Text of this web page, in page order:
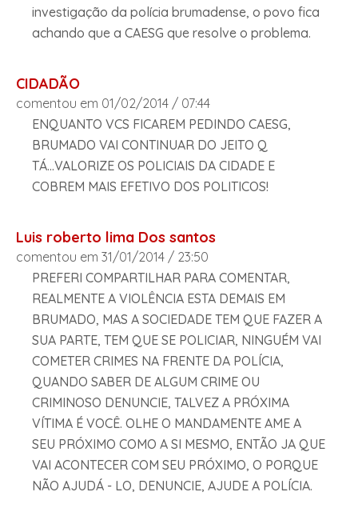
investigação da polícia brumadense, o povo fica
achando que a CAESG que resolve o problema.
CIDADÃO
comentou em 01/02/2014 / 07:44
ENQUANTO VCS FICAREM PEDINDO CAESG,
BRUMADO VAI CONTINUAR DO JEITO Q
TÁ...VALORIZE OS POLICIAIS DA CIDADE E
COBREM MAIS EFETIVO DOS POLITICOS!
Luis roberto lima Dos santos
comentou em 31/01/2014 / 23:50
PREFERI COMPARTILHAR PARA COMENTAR,
REALMENTE A VIOLÊNCIA ESTA DEMAIS EM
BRUMADO, MAS A SOCIEDADE TEM QUE FAZER A
SUA PARTE, TEM QUE SE POLICIAR, NINGUÉM VAI
COMETER CRIMES NA FRENTE DA POLÍCIA,
QUANDO SABER DE ALGUM CRIME OU
CRIMINOSO DENUNCIE, TALVEZ A PRÓXIMA
VÍTIMA É VOCÊ. OLHE O MANDAMENTE AME A
SEU PRÓXIMO COMO A SI MESMO, ENTÃO JA QUE
VAI ACONTECER COM SEU PRÓXIMO, O PORQUE
NÃO AJUDÁ - LO, DENUNCIE, AJUDE A POLÍCIA.